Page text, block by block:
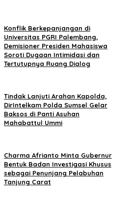
Konflik Berkepanjangan di
Universitas PGRI Palembang,
Demisioner Presiden Mahasiswa
Soroti Dugaan Intimidasi dan
Tertutupnya Ruang Dialog
Tindak Lanjuti Arahan Kapolda,
DirIntelkam Polda Sumsel Gelar
Baksos di Panti Asuhan
Mahabattul Ummi
Charma Afrianto Minta Gubernur
Bentuk Badan Investigasi Khusus
sebagai Penunjang Pelabuhan
Tanjung Carat